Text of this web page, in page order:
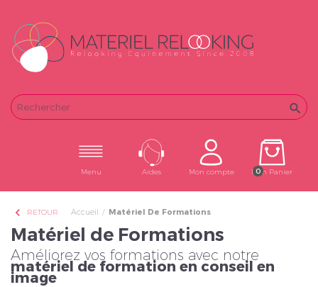

0
Mon Panier
Menu Mon compte
Email
Password
Aides
chevron_left RETOUR Accueil Matériel De Formations
Matériel de Formations
Améliorez vos formations avec notre
matériel de formation en conseil en
image